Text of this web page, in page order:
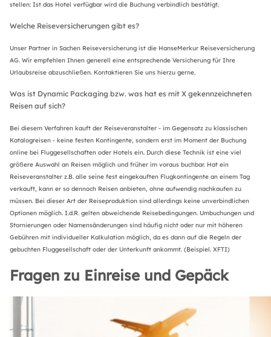
stellen: Ist das Hotel verfügbar wird die Buchung verbindlich bestätigt.
Welche Reiseversicherungen gibt es?
Unser Partner in Sachen Reiseversicherung ist die HanseMerkur Reiseversicherung
AG. Wir empfehlen Ihnen generell eine entsprechende Versicherung für Ihre
Urlaubsreise abzuschließen. Kontaktieren Sie uns hierzu gerne.
Was ist Dynamic Packaging bzw. was hat es mit X gekennzeichneten
Reisen auf sich?
Bei diesem Verfahren kauft der Reiseveranstalter - im Gegensatz zu klassischen
Katalogreisen - keine festen Kontingente, sondern erst im Moment der Buchung
online bei Fluggesellschaften oder Hotels ein. Durch diese Technik ist eine viel
größere Auswahl an Reisen möglich und früher im voraus buchbar. Hat ein
Reiseveranstalter z.B. alle seine fest eingekauften Flugkontingente an einem Tag
verkauft, kann er so dennoch Reisen anbieten, ohne aufwendig nachkaufen zu
müssen. Bei dieser Art der Reiseproduktion sind allerdings keine unverbindlichen
Optionen möglich. I.d.R. gelten abweichende Reisebedingungen. Umbuchungen und
Stornierungen oder Namensänderungen sind häufig nicht oder nur mit höheren
Gebühren mit individueller Kalkulation möglich, da es dann auf die Regeln der
gebuchten Fluggesellschaft oder der Unterkunft ankommt. (Beispiel. XFTI)
Fragen zu Einreise und Gepäck